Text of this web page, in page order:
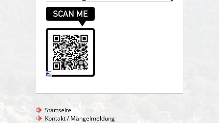
Startseite
Kontakt / Mängelmeldung